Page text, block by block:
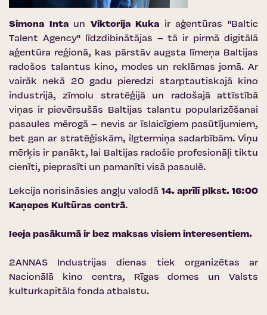
Simona Inta un Viktorija Kuka ir aģentūras ''Baltic
Talent Agency'' līdzdibinātājas – tā ir pirmā digitālā
aģentūra reģionā, kas pārstāv augsta līmeņa Baltijas
radošos talantus kino, modes un reklāmas jomā. Ar
vairāk nekā 20 gadu pieredzi starptautiskajā kino
industrijā, zīmolu stratēģijā un radošajā attīstībā
viņas ir pievērsušās Baltijas talantu popularizēšanai
pasaules mērogā – nevis ar īslaicīgiem pasūtījumiem,
bet gan ar stratēģiskām, ilgtermiņa sadarbībām. Viņu
mērķis ir panākt, lai Baltijas radošie profesionāļi tiktu
cienīti, pieprasīti un pamanīti visā pasaulē.
Lekcija norisināsies angļu valodā 14. aprīlī plkst. 16:00
Kaņepes Kultūras centrā.
Ieeja pasākumā ir bez maksas visiem interesentiem.
2ANNAS Industrijas dienas tiek organizētas ar
Nacionālā kino centra, Rīgas domes unValsts
kulturkapitāla fonda atbalstu.